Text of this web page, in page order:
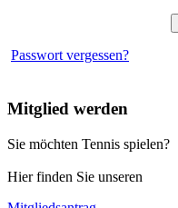
Passwort vergessen?
Mitglied werden
Sie möchten Tennis spielen?
Hier finden Sie unseren